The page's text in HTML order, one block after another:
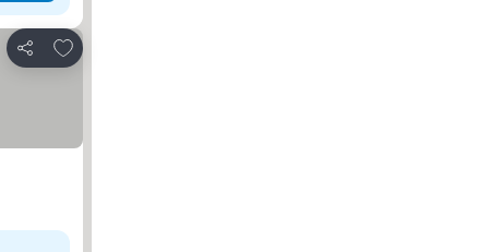
分享
放到收藏夾